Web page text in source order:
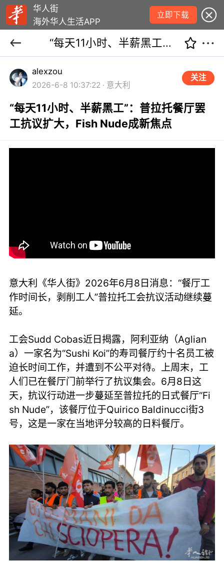
华人街
海外华人生活APP
立即下载
“每天11小时、半薪黑工”：普拉托餐厅罢工抗议扩大，Fish Nude成新焦点
alexzou
2026-6-8 10:37:22 · 意大利
关注
“每天11小时、半薪黑工”：普拉托餐厅罢
工抗议扩大，Fish Nude成新焦点
意大利《华人街》2026年6月8日消息：“餐厅工
作时间长，剥削工人”普拉托工会抗议活动继续蔓
延。
工会Sudd Cobas近日揭露，阿利亚纳（Aglian
a）一家名为“Sushi Koi”的寿司餐厅约十名员工被
迫长时间工作，并遭到不公平对待。上周末，工
人们已在餐厅门前举行了抗议集会。6月8日这
天，抗议行动进一步蔓延至普拉托的日式餐厅“Fi
sh Nude”，该餐厅位于Quirico Baldinucci街3
号，这是一家在当地评分较高的日料餐厅。